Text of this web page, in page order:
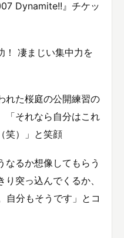
Dynamite!!』チケッ
！ 凄まじい集中力を
れた桜庭の公開練習の
「それなら自分はこれ
笑）」と笑顔
なるか想像してもらう
突っ込んでくるか、
自分もそうです」とコ